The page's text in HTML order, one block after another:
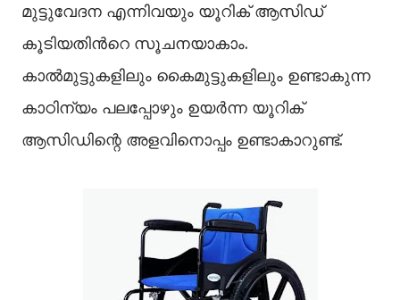
മുട്ടുവേദന എന്നിവയും യൂറിക് ആസിഡ്
കൂടിയതിന്‍റെ സൂചനയാകാം.
കാല്‍മുട്ടുകളിലും കൈമുട്ടുകളിലും ഉണ്ടാകുന്ന
കാഠിന്യം പലപ്പോഴും ഉയർന്ന യൂറിക്
ആസിഡിന്റെ അളവിനൊപ്പം ഉണ്ടാകാറുണ്ട്.